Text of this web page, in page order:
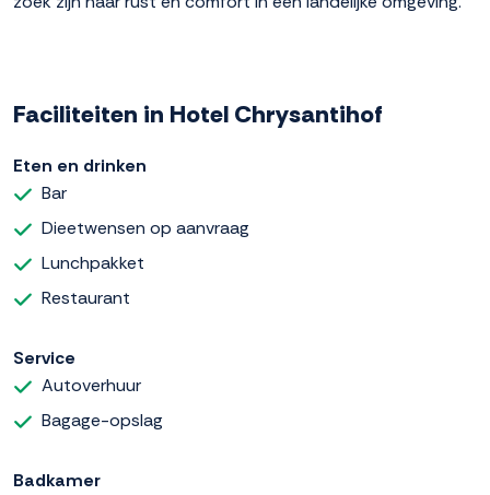
Faciliteiten in Hotel Chrysantihof
Eten en drinken
Bar
Dieetwensen op aanvraag
Lunchpakket
Restaurant
Service
Autoverhuur
Bagage-opslag
Badkamer